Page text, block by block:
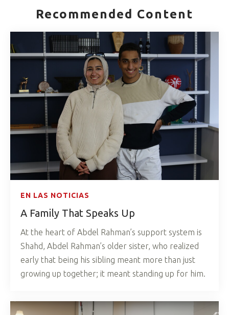
Recommended Content
EN LAS NOTICIAS
A Family That Speaks Up
At the heart of Abdel Rahman’s support system is
Shahd, Abdel Rahman’s older sister, who realized
early that being his sibling meant more than just
growing up together; it meant standing up for him.